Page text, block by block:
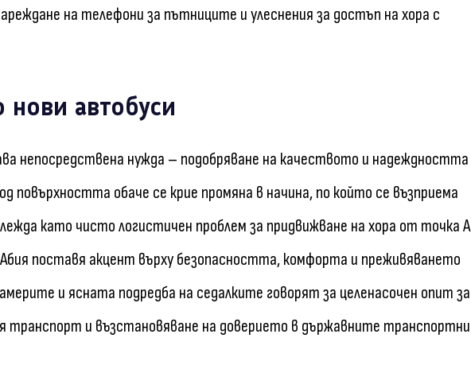
на телефони за пътниците и улеснения за достъп на хора с
нови автобуси
непосредствена нужда – подобряване на качеството и надеждността
повърхността обаче се крие промяна в начина, по който се възприема
като чисто логистичен проблем за придвижване на хора от точка А
поставя акцент върху безопасността, комфорта и преживяването
и ясната подредба на седалките говорят за целенасочен опит за
транспорт и възстановяване на доверието в държавните транспортни